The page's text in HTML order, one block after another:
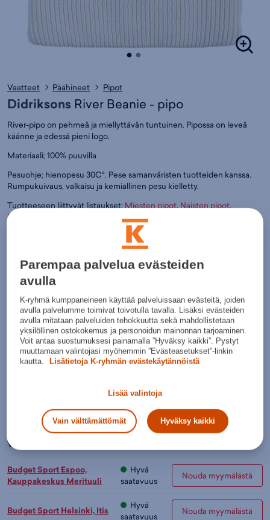
Vaatteet Päähineet Pipot
Didriksons River Beanie - pipo
River-pipo on pehmeä ja miellyttävän tuntuinen. Pipossa on leveä
käänne ja edessä pieni logo.
Materiaali; 100% puuvilla
Pesuohje; hienopesu 30C°. Pese samanväristen tuotteiden kanssa.
Rumpukuivaus, valkaisu ja kemiallinen pesu kielletty.
Tuotteeseen liittyvät listaukset:Miesten pipot,Naisten pipot,
Retkeilyvaatteet - Retkeilypäähineet,Pipot
34,95€
Normaalihinta:
30pv alin hinta: 34,95€
Lisätietoa
Värit:
Tarkista saatavuus ja nouda myymälästä
Verkkokauppa:
Budget Sport Espoo,
Kauppakeskus Merituuli
Hyvä
saatavuus
Nouda myymälästä
Budget Sport Helsinki, Itis
Hyvä
saatavuus
Nouda myymälästä
Parempaa palvelua evästeiden
avulla
K-ryhmä kumppaneineen käyttää palveluissaan evästeitä, joiden
avulla palvelumme toimivat toivotulla tavalla. Lisäksi evästeiden
avulla mitataan palveluiden tehokkuutta sekä mahdollistetaan
yksilöllinen ostokokemus ja personoidun mainonnan tarjoaminen.
Voit antaa suostumuksesi painamalla ”Hyväksy kaikki”. Pystyt
muuttamaan valintojasi myöhemmin ”Evästeasetukset”-linkin
kautta.
Lisätietoja K-ryhmän evästekäytännöistä
Lisää valintoja
Vain välttämättömät Hyväksy kaikki